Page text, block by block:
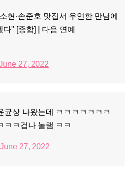
현·손준호 맛집서 우연한 만남에
" [종합] | 다음 연예
27, 2022
균상 나왔는데 ㅋㅋㅋㅋㅋㅋㅋ
ㅋㅋ겁나 놀램 ㅋㅋ
June 27, 2022